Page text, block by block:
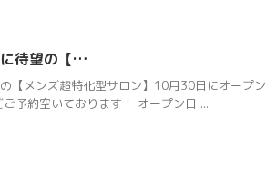
に待望の【…
【メンズ超特化型サロン】10月30日にオープン
予約空いております！ オープン日 ...